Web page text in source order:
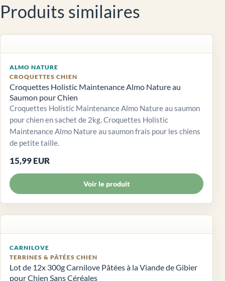
Produits similaires
ALMO NATURE
CROQUETTES CHIEN
Croquettes Holistic Maintenance Almo Nature au
Saumon pour Chien
Croquettes Holistic Maintenance Almo Nature au saumon
pour chien en sachet de 2kg. Croquettes Holistic
Maintenance Almo Nature au saumon frais pour les chiens
de petite taille.
15,99 EUR
Voir le produit
CARNILOVE
TERRINES & PÂTÉES CHIEN
Lot de 12x 300g Carnilove Pâtées à la Viande de Gibier
pour Chien Sans Céréales